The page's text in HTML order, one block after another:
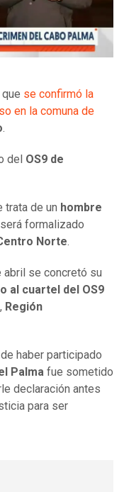
se confirmó la
en la comuna de
.
del OS9 de
trata de un hombre
formalizado
Norte.
abril se concretó su
al cuartel del OS9
, Región
haber participado
Palma fue sometido
declaración antes
para ser